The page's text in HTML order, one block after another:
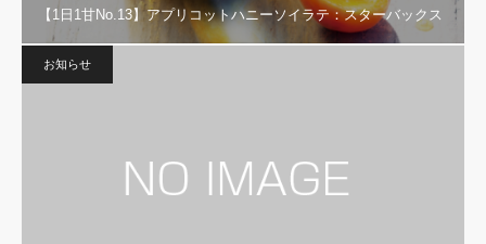
【1日1甘No.13】アプリコットハニーソイラテ：スターバックス
お知らせ